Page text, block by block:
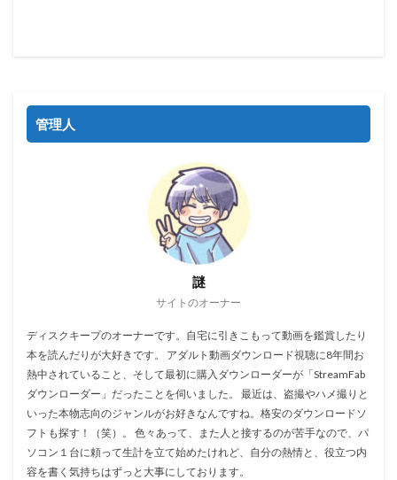
管理人
謎
サイトのオーナー
ディスクキープのオーナーです。自宅に引きこもって動画を鑑賞したり
本を読んだりが大好きです。 アダルト動画ダウンロード視聴に8年間お
熱中されていること、そして最初に購入ダウンローダーが「StreamFab
ダウンローダー」だったことを伺いました。 最近は、盗撮やハメ撮りと
いった本物志向のジャンルがお好きなんですね。格安のダウンロードソ
フトも探す！（笑）。 色々あって、また人と接するのが苦手なので、パ
ソコン１台に頼って生計を立て始めたけれど、自分の熱情と、役立つ内
容を書く気持ちはずっと大事にしております。